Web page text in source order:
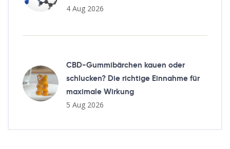
4 Aug 2026
CBD-Gummibärchen kauen oder
schlucken? Die richtige Einnahme für
maximale Wirkung
5 Aug 2026